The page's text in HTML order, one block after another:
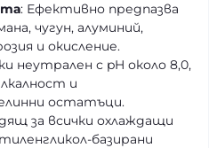
: Ефективно предпазва
чугун, алуминий,
и окисление.
неутрален с pH около 8,0,
и
остатъци.
за всички охлаждащи
базирани